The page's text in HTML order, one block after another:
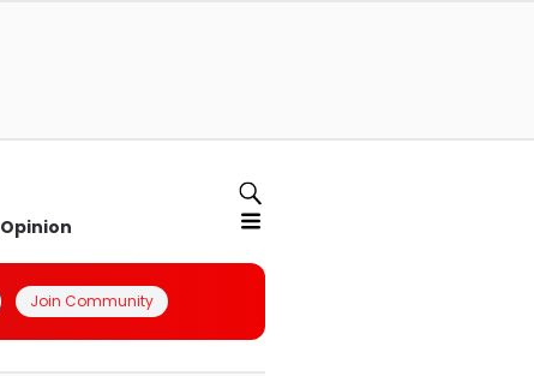
Opinion
Join Community